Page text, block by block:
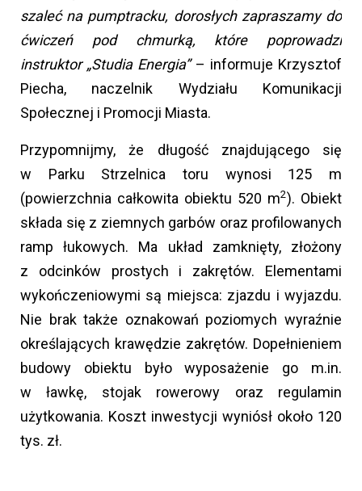
szaleć na pumptracku, dorosłych zapraszamy do
ćwiczeń pod chmurką, które poprowadzi
instruktor „Studia Energia” – informuje Krzysztof
Piecha, naczelnik Wydziału Komunikacji
Społecznej i Promocji Miasta.
Przypomnijmy, że długość znajdującego się
w Parku Strzelnica toru wynosi 125 m
(powierzchnia całkowita obiektu 520 m2). Obiekt
składa się z ziemnych garbów oraz profilowanych
ramp łukowych. Ma układ zamknięty, złożony
z odcinków prostych i zakrętów. Elementami
wykończeniowymi są miejsca: zjazdu i wyjazdu.
Nie brak także oznakowań poziomych wyraźnie
określających krawędzie zakrętów. Dopełnieniem
budowy obiektu było wyposażenie go m.in.
w ławkę, stojak rowerowy oraz regulamin
użytkowania. Koszt inwestycji wyniósł około 120
tys. zł.